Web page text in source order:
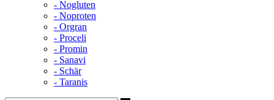
- Nogluten
- Noproten
- Orgran
- Proceli
- Promin
- Sanavi
- Schär
- Taranis